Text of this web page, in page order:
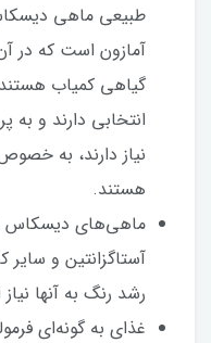
طبیعی ماهی
آمازون است که در
گیاهی کمیاب
انتخابی دارند و به
نیاز دارند، به
هستند.
ماهی‌های دیسکاس
آستاگزانتین و سایر
رشد رنگ به آنها
غذای به گونه‌ای